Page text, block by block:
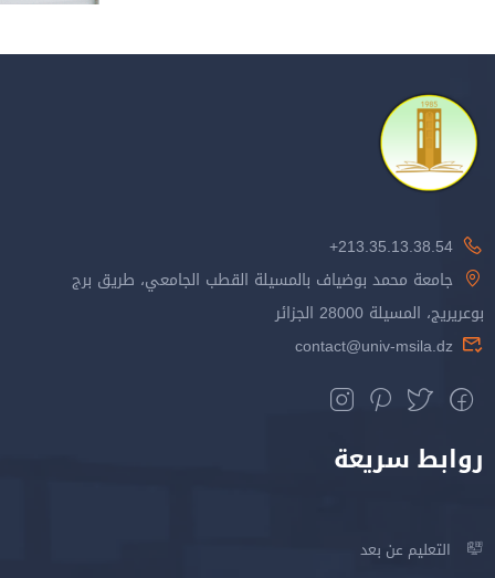
213.35.13.38.54+
جامعة محمد بوضياف بالمسيلة القطب الجامعي، طريق برج
بوعريريج، المسيلة 28000 الجزائر
contact@univ-msila.dz
روابط سريعة
التعليم عن بعد